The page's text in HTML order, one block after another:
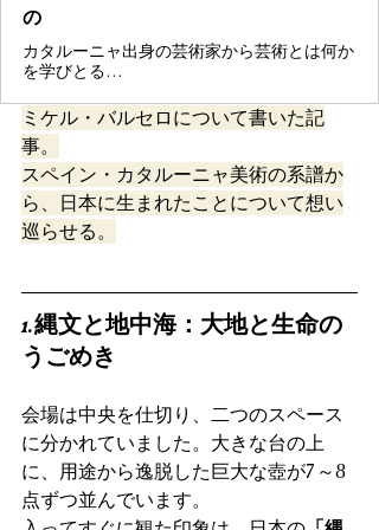
の
カタルーニャ出身の芸術家から芸術とは何か
を学びとる…
ミケル・バルセロについて書いた記
事。
スペイン・カタルーニャ美術の系譜か
ら、日本に生まれたことについて想い
巡らせる。
1. 縄文と地中海：大地と生命の
うごめき
会場は中央を仕切り、二つのスペース
に分かれていました。大きな台の上
に、用途から逸脱した巨大な壺が7～8
点ずつ並んでいます。